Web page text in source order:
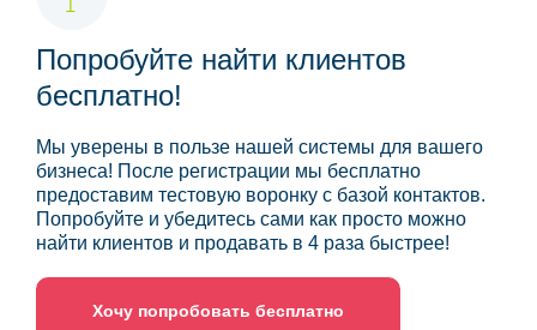
Попробуйте найти клиентов
бесплатно!
Мы уверены в пользе нашей системы для вашего
бизнеса! После регистрации мы бесплатно
предоставим тестовую воронку с базой контактов.
Попробуйте и убедитесь сами как просто можно
найти клиентов и продавать в 4 раза быстрее!
Хочу попробовать бесплатно